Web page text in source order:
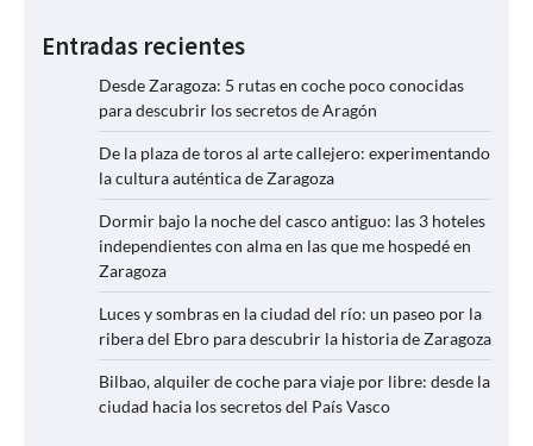
Entradas recientes
Desde Zaragoza: 5 rutas en coche poco conocidas
para descubrir los secretos de Aragón
De la plaza de toros al arte callejero: experimentando
la cultura auténtica de Zaragoza
Dormir bajo la noche del casco antiguo: las 3 hoteles
independientes con alma en las que me hospedé en
Zaragoza
Luces y sombras en la ciudad del río: un paseo por la
ribera del Ebro para descubrir la historia de Zaragoza
Bilbao, alquiler de coche para viaje por libre: desde la
ciudad hacia los secretos del País Vasco